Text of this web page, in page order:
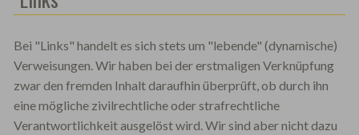
Bei "Links" handelt es sich stets um "lebende" (dynamische)
Verweisungen. Wir haben bei der erstmaligen Verknüpfung
zwar den fremden Inhalt daraufhin überprüft, ob durch ihn
eine mögliche zivilrechtliche oder strafrechtliche
Verantwortlichkeit ausgelöst wird. Wir sind aber nicht dazu